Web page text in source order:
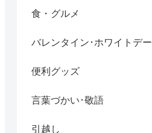
食・グルメ
バレンタイン･ホワイトデー
便利グッズ
言葉づかい･敬語
引越し